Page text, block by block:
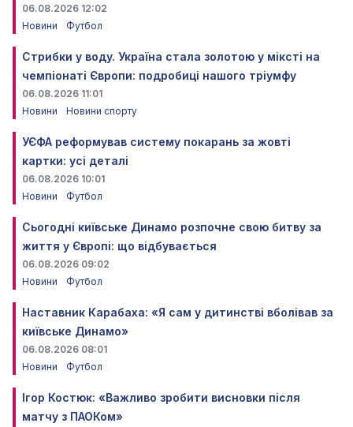
06.08.2026 12:02
Новини
Футбол
Стрибки у воду. Україна стала золотою у міксті на
чемпіонаті Європи: подробиці нашого тріумфу
06.08.2026 11:01
Новини
Новини спорту
УЄФА реформував систему покарань за жовті
картки: усі деталі
06.08.2026 10:01
Новини
Футбол
Сьогодні київське Динамо розпочне свою битву за
життя у Європі: що відбувається
06.08.2026 09:02
Новини
Футбол
Наставник Карабаха: «Я сам у дитинстві вболівав за
київське Динамо»
06.08.2026 08:01
Новини
Футбол
Ігор Костюк: «Важливо зробити висновки після
матчу з ПАОКом»